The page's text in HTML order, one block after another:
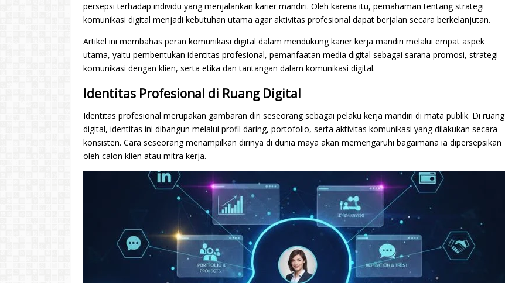
persepsi terhadap individu yang menjalankan karier mandiri. Oleh karena itu, pemahaman tentang strategi
komunikasi digital menjadi kebutuhan utama agar aktivitas profesional dapat berjalan secara berkelanjutan.
Artikel ini membahas peran komunikasi digital dalam mendukung karier kerja mandiri melalui empat aspek
utama, yaitu pembentukan identitas profesional, pemanfaatan media digital sebagai sarana promosi, strategi
komunikasi dengan klien, serta etika dan tantangan dalam komunikasi digital.
Identitas Profesional di Ruang Digital
Identitas profesional merupakan gambaran diri seseorang sebagai pelaku kerja mandiri di mata publik. Di ruang
digital, identitas ini dibangun melalui profil daring, portofolio, serta aktivitas komunikasi yang dilakukan secara
konsisten. Cara seseorang menampilkan dirinya di dunia maya akan memengaruhi bagaimana ia dipersepsikan
oleh calon klien atau mitra kerja.